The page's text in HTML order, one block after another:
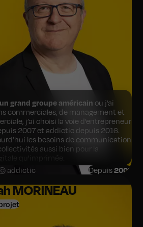
grand groupe américain ou j’ai
commerciales, de management et
j’ai choisi la voie d’entrepreneur
2007 et addictic depuis 2016.
les besoins de communication
aussi bien pour la
qu'imprimée.
est maintenant devenue une agence
dans la région Centre Val de Loire
de son équipe.
addictic Depuis2007
MORINEAU